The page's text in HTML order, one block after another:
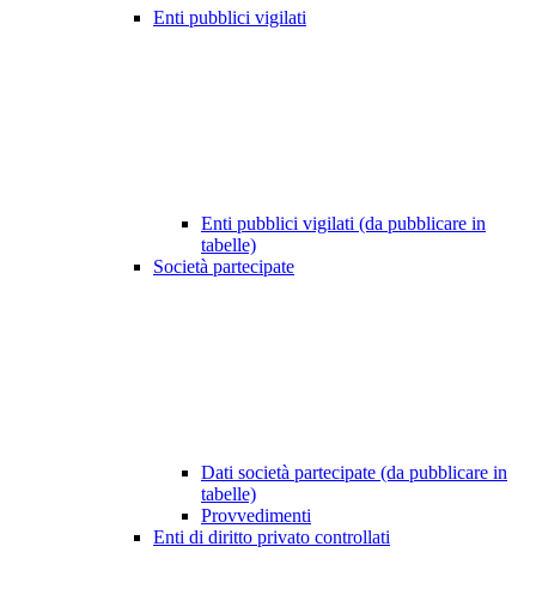
Enti pubblici vigilati
Enti pubblici vigilati (da pubblicare in
tabelle)
Società partecipate
Dati società partecipate (da pubblicare in
tabelle)
Provvedimenti
Enti di diritto privato controllati